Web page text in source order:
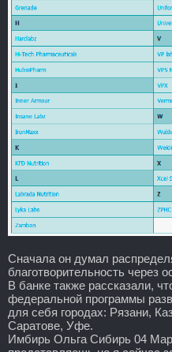
Сначала он думал
благотворительность через
В банке также рассказали,
федеральной программы
для себя городах: Рязани,
Саратове, Уфе.
Имбирь Ольга Сибирь 04